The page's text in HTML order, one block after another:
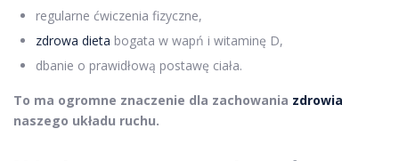
regularne ćwiczenia fizyczne,
zdrowa dieta bogata w wapń i witaminę D,
dbanie o prawidłową postawę ciała.
To ma ogromne znaczenie dla zachowania zdrowia
naszego układu ruchu.